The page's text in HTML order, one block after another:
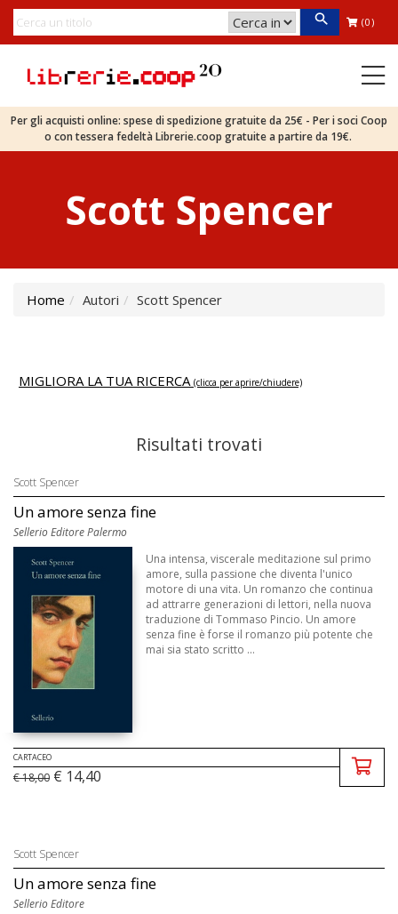
(0)
Per gli acquisti online: spese di spedizione gratuite da 25€ - Per i soci Coop
o con tessera fedeltà Librerie.coop gratuite a partire da 19€.
Scott Spencer
Home Autori Scott Spencer
MIGLIORA LA TUA RICERCA (clicca per aprire/chiudere)
Risultati trovati
Scott Spencer
Un amore senza fine
Sellerio Editore Palermo
Una intensa, viscerale meditazione sul primo
amore, sulla passione che diventa l'unico
motore di una vita. Un romanzo che continua
ad attrarre generazioni di lettori, nella nuova
traduzione di Tommaso Pincio. Un amore
senza fine è forse il romanzo più potente che
mai sia stato scritto ...
CARTACEO
€ 18,00 € 14,40
Scott Spencer
Un amore senza fine
Sellerio Editore